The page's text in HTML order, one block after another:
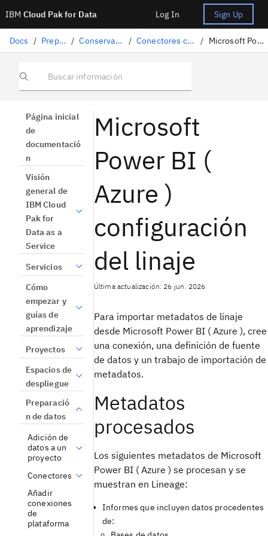
IBM Cloud Pak for Data Log In Sign Up
Docs / Preparación de datos / Conservación de datos estructurados / Conectores compatibles para la importación de linajes / Microsoft Power BI Configuración del linaje ( Azure )
Buscar información
Página inicial
de
documentació
n
Visión
general de
IBM Cloud
Pak for
Data as a
Service
Servicios
Cómo
empezar y
guías de
aprendizaje
Proyectos
Espacios de
despliegue
Preparació
n de datos
Adición de
datos a un
proyecto
Conectores
Añadir
conexiones
de
plataforma
Microsoft
Power BI (
Azure )
configuración
del linaje
Última actualización: 26 jun. 2026
Para importar metadatos de linaje
desde Microsoft Power BI ( Azure ), cree
una conexión, una definición de fuente
de datos y un trabajo de importación de
metadatos.
Metadatos
procesados
Los siguientes metadatos de Microsoft
Power BI ( Azure ) se procesan y se
muestran en Lineage:
Informes que incluyen datos procedentes
de: